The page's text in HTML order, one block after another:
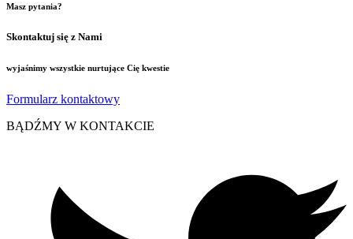
Masz pytania?
Skontaktuj się z Nami
wyjaśnimy wszystkie nurtujące Cię kwestie
Formularz kontaktowy
BĄDŹMY W KONTAKCIE